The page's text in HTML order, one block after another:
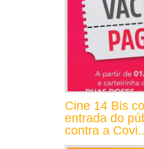
Cine 14 Bis
entrada do
contra a